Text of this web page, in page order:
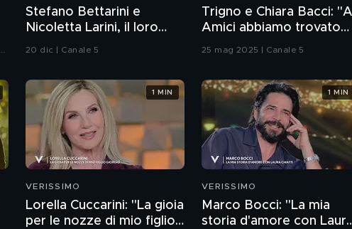
Stefano Bettarini e
Nicoletta Larini, il loro
grande amore
20 dic | Canale 5
Trigno e Chiara Bacci:
Amici abbiamo trovato
25 mag 2025 | Canale 5
VERISSIMO
Lorella Cuccarini: "La gioia
per le nozze di mio figlio
1 MIN
VERISSIMO
Marco Bocci: "La mia
storia d'amore con
1 MIN